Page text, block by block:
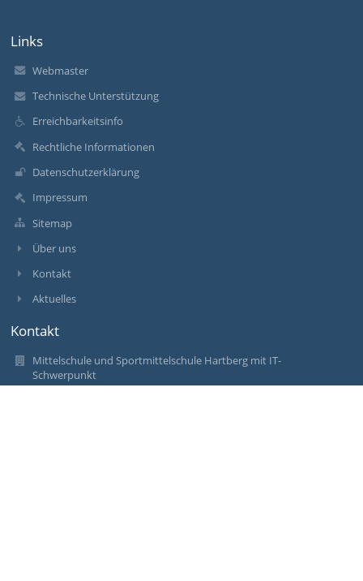
Links
Webmaster
Technische Unterstützung
Erreichbarkeitsinfo
Rechtliche Informationen
Datenschutzerklärung
Impressum
Sitemap
Über uns
Kontakt
Aktuelles
Kontakt
Mittelschule und Sportmittelschule Hartberg mit IT-
Schwerpunkt